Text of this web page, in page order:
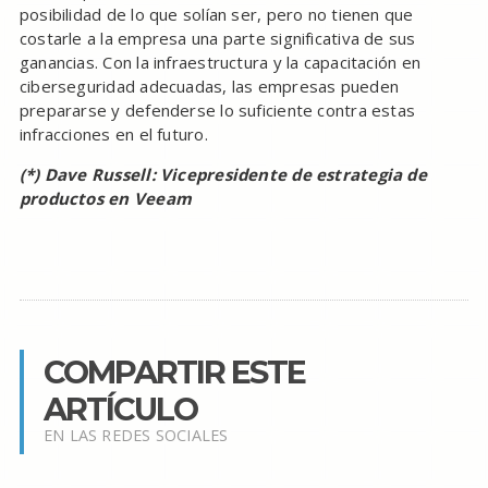
posibilidad de lo que solían ser, pero no tienen que
costarle a la empresa una parte significativa de sus
ganancias. Con la infraestructura y la capacitación en
ciberseguridad adecuadas, las empresas pueden
prepararse y defenderse lo suficiente contra estas
infracciones en el futuro.
(*) Dave Russell: Vicepresidente de estrategia de
productos en Veeam
COMPARTIR ESTE
ARTÍCULO
EN LAS REDES SOCIALES